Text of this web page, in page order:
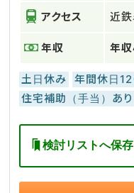
アクセス 近
年収 年
土日休み 年間休日
住宅補助（手当）あり
検討リストへ保存